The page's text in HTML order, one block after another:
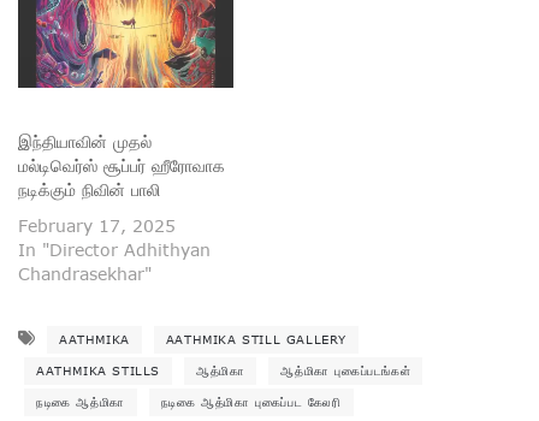
இந்தியாவின் முதல்
மல்டிவெர்ஸ் சூப்பர் ஹீரோவாக
நடிக்கும் நிவின் பாலி
February 17, 2025
In "Director Adhithyan
Chandrasekhar"
AATHMIKA AATHMIKA STILL GALLERY
AATHMIKA STILLS ஆத்மிகா ஆத்மிகா புகைப்படங்கள்
நடிகை ஆத்மிகா நடிகை ஆத்மிகா புகைப்பட கேலரி